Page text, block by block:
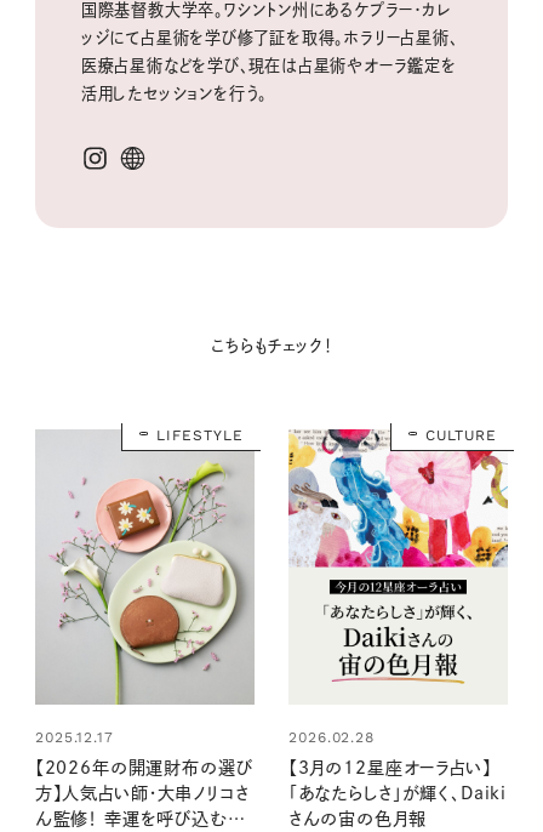
国際基督教大学卒。ワシントン州にあるケプラー・カレ
ッジにて占星術を学び修了証を取得。ホラリー占星術、
医療占星術などを学び、現在は占星術やオーラ鑑定を
活用したセッションを行う。
こちらもチェック！
LIFESTYLE
2025.12.17
【2026年の開運財布の選び
方】人気占い師・大串ノリコさ
ん監修！ 幸運を呼び込む注
CULTURE
2026.02.28
【3月の12星座オーラ占い】
「あなたらしさ」が輝く、Daiki
さんの宙の色月報